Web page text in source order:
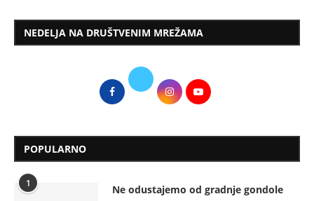
NEDELJA NA DRUŠTVENIM MREŽAMA
POPULARNO
1 Ne odustajemo od gradnje gondole